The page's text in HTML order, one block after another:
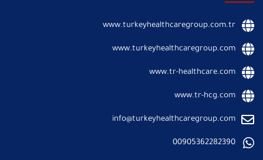
www.turkeyhealthcaregroup.com.tr
www.turkeyhealthcaregroup.com
www.tr-healthcare.com
www.tr-hcg.com
info@turkeyhealthcaregroup.com
00905362282390